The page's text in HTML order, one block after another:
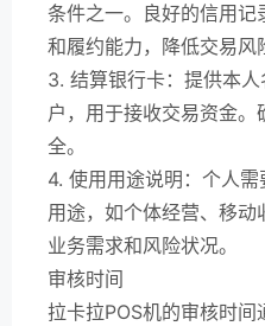
条件之一。良好的信用记
和履约能力，降低交易风
3. 结算银行卡：提供本
户，用于接收交易资金
全。
4. 使用用途说明：个人
用途，如个体经营、移
业务需求和风险状况。
审核时间
拉卡拉POS机的审核时间